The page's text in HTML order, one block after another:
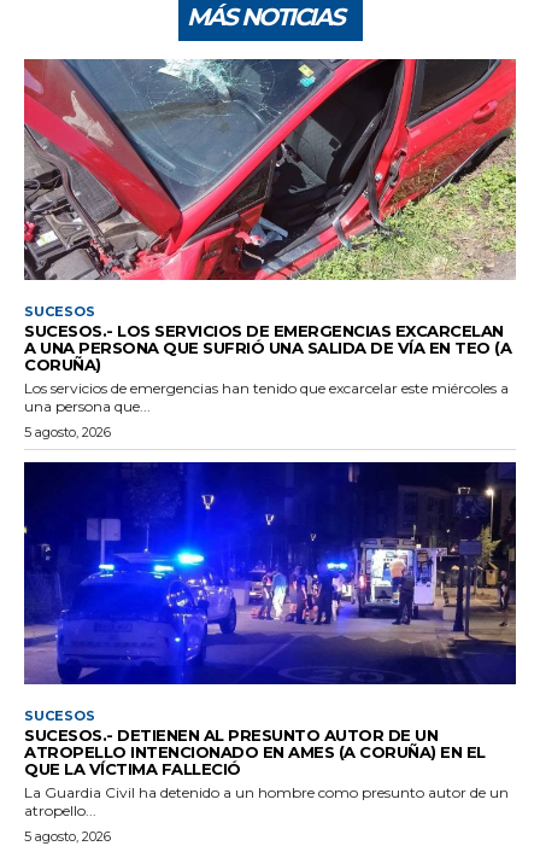
MÁS NOTICIAS
SUCESOS
SUCESOS.- LOS SERVICIOS DE EMERGENCIAS EXCARCELAN
A UNA PERSONA QUE SUFRIÓ UNA SALIDA DE VÍA EN TEO (A
CORUÑA)
Los servicios de emergencias han tenido que excarcelar este miércoles a
una persona que...
5 agosto, 2026
SUCESOS
SUCESOS.- DETIENEN AL PRESUNTO AUTOR DE UN
ATROPELLO INTENCIONADO EN AMES (A CORUÑA) EN EL
QUE LA VÍCTIMA FALLECIÓ
La Guardia Civil ha detenido a un hombre como presunto autor de un
atropello...
5 agosto, 2026